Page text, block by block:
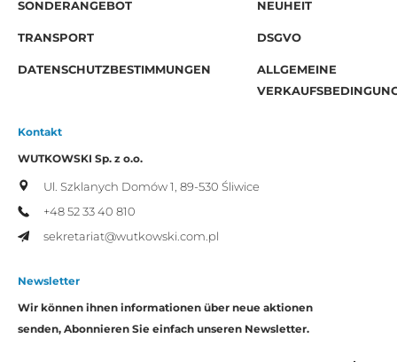
SONDERANGEBOT NEUHEIT
TRANSPORT DSGVO
DATENSCHUTZBESTIMMUNGEN
ALLGEMEINE
Kontakt
WUTKOWSKI Sp. z o.o.
Ul. Szklanych Domów 1, 89-530 Śliwice
+48 52 33 40 810
sekretariat@wutkowski.com.pl
Newsletter
Wir können ihnen informationen über neue aktionen
senden, Abonnieren Sie einfach unseren Newsletter.